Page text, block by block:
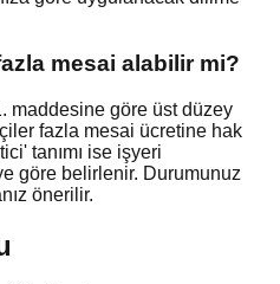
mesai alabilir mi?
maddesine göre üst düzey
fazla mesai ücretine hak
tanımı ise işyeri
göre belirlenir. Durumunuz
önerilir.